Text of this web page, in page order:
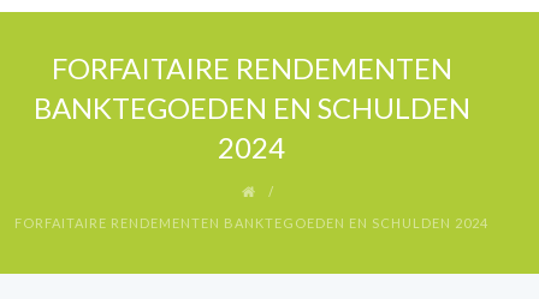
FORFAITAIRE RENDEMENTEN
BANKTEGOEDEN EN SCHULDEN
2024
FORFAITAIRE RENDEMENTEN BANKTEGOEDEN EN SCHULDEN 2024